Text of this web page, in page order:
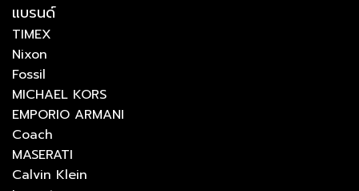
แบรนด์
TIMEX
Nixon
Fossil
MICHAEL KORS
EMPORIO ARMANI
Coach
MASERATI
Calvin Klein